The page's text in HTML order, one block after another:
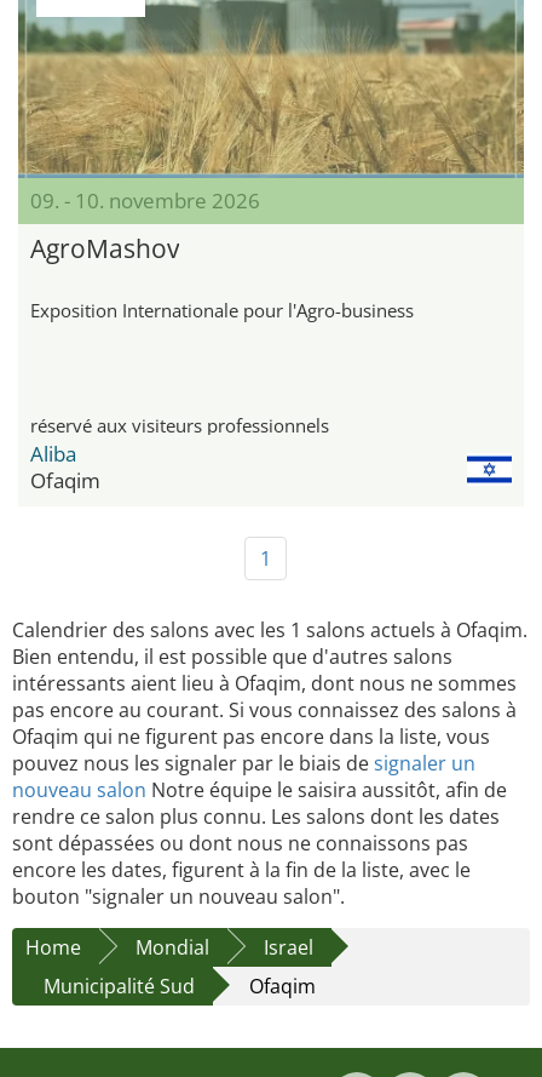
09. - 10. novembre 2026
AgroMashov
Exposition Internationale pour l'Agro-business
réservé aux visiteurs professionnels
Aliba
Ofaqim
1
Calendrier des salons avec les 1 salons actuels à Ofaqim.
Bien entendu, il est possible que d'autres salons
intéressants aient lieu à Ofaqim, dont nous ne sommes
pas encore au courant. Si vous connaissez des salons à
Ofaqim qui ne figurent pas encore dans la liste, vous
pouvez nous les signaler par le biais designaler un
nouveau salon Notre équipe le saisira aussitôt, afin de
rendre ce salon plus connu. Les salons dont les dates
sont dépassées ou dont nous ne connaissons pas
encore les dates, figurent à la fin de la liste, avec le
bouton "signaler un nouveau salon".
Home
Mondial
Israel
Municipalité Sud
Ofaqim